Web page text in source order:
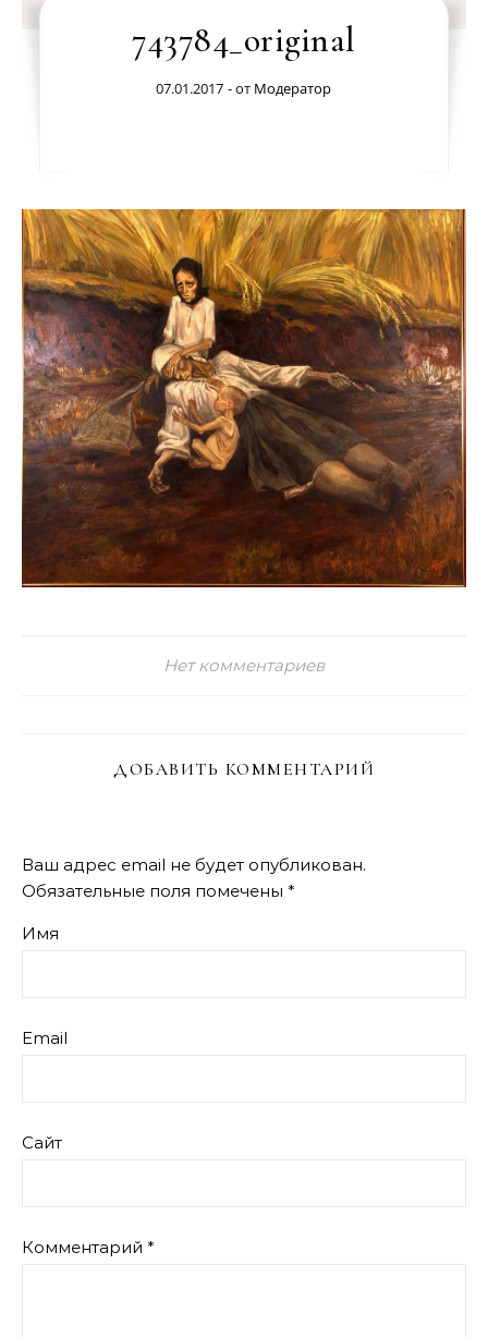
743784_original
07.01.2017 - от Модератор
Нет комментариев
ДОБАВИТЬ КОММЕНТАРИЙ
Ваш адрес email не будет опубликован.
Обязательные поля помечены *
Имя
Email
Сайт
Комментарий *